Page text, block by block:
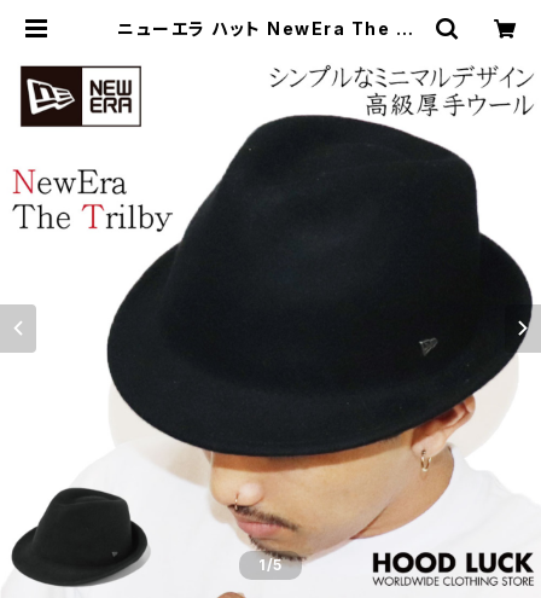
ニューエラ ハット NewEra The Tri
秋冬 帽子 キャップ 大きいサイズ 中折
れ 高級 ブランド メンズ レディース エ
レガント ソフトハット おしゃれ ストリ
ート カジュアル シンプル | HOOD L
UCK a.k.a ガリュウクラフト
1/5